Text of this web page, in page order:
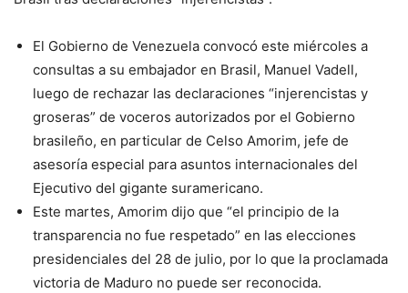
El Gobierno de Venezuela convocó este miércoles a
consultas a su embajador en Brasil, Manuel Vadell,
luego de rechazar las declaraciones “injerencistas y
groseras” de voceros autorizados por el Gobierno
brasileño, en particular de Celso Amorim, jefe de
asesoría especial para asuntos internacionales del
Ejecutivo del gigante suramericano.
Este martes, Amorim dijo que “el principio de la
transparencia no fue respetado” en las elecciones
presidenciales del 28 de julio, por lo que la proclamada
victoria de Maduro no puede ser reconocida.